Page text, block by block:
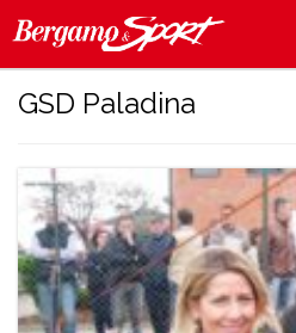
GSD Paladina